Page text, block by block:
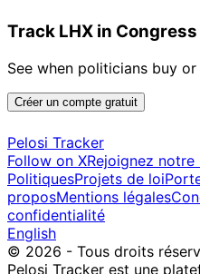
Track LHX in Congress
See when politicians buy
Créer un compte gratuit
Pelosi Tracker
Follow on XRejoignez notre
PolitiquesProjets de loi
proposMentions légales
confidentialité
English
© 2026 - Tous droits
Pelosi Tracker est une